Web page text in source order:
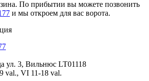
По прибытии вы можете позвонить
и мы откроем для вас ворота.
ул. 3, Вильнюс LT01118
val., VI 11-18 val.